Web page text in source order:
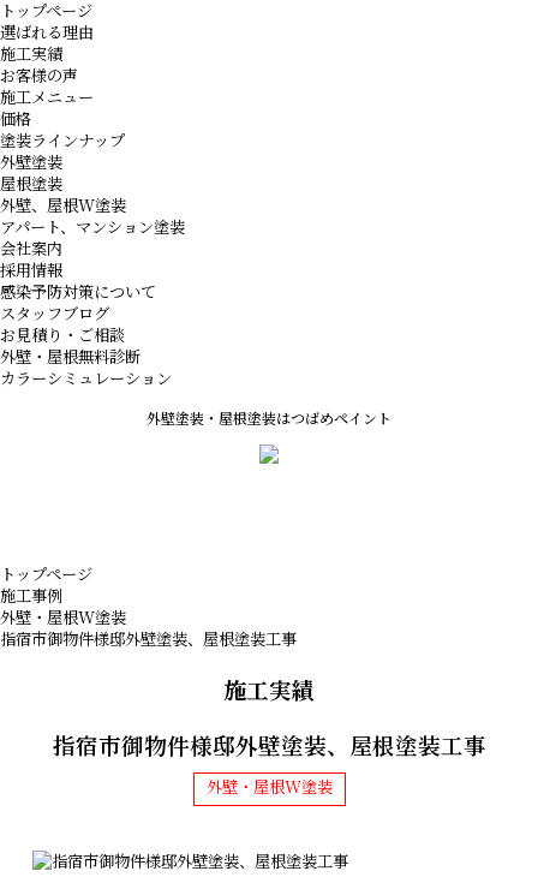
トップページ
選ばれる理由
施工実績
お客様の声
施工メニュー
価格
塗装ラインナップ
外壁塗装
屋根塗装
外壁、屋根W塗装
アパート、マンション塗装
会社案内
採用情報
感染予防対策について
スタッフブログ
お見積り・ご相談
外壁・屋根無料診断
カラーシミュレーション
外壁塗装・屋根塗装はつばめペイント
トップページ
施工事例
外壁・屋根W塗装
指宿市御物件様邸外壁塗装、屋根塗装工事
施工実績
指宿市御物件様邸外壁塗装、屋根塗装工事
外壁・屋根W塗装